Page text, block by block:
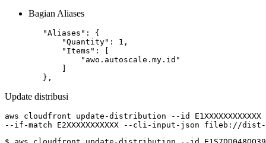
Bagian Aliases
"Aliases" :
{
"Quantity" : 1 ,
"Items" :
"awo.autoscale.my.id"
} ,
Update distribusi
aws cloudfront update-distribution --id E1XXXXXXXXXXXX
--if-match E2XXXXXXXXXXX --cli-input-json fileb://